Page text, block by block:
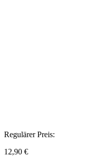
Regulärer Preis:
12,90 €